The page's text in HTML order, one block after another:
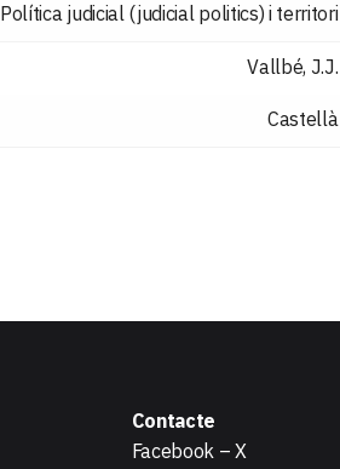
Política judicial (judicial politics) i territori
Vallbé, J.J.
Castellà
Contacte
Facebook –X